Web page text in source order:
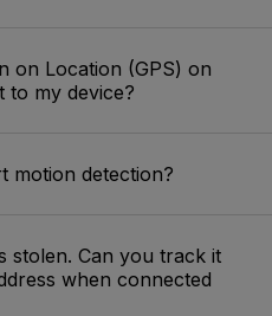
on Location (GPS) on
to my device?
motion detection?
stolen. Can you track it
when connected